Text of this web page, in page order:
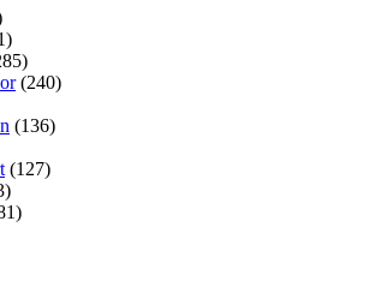
(240)
(136)
(127)